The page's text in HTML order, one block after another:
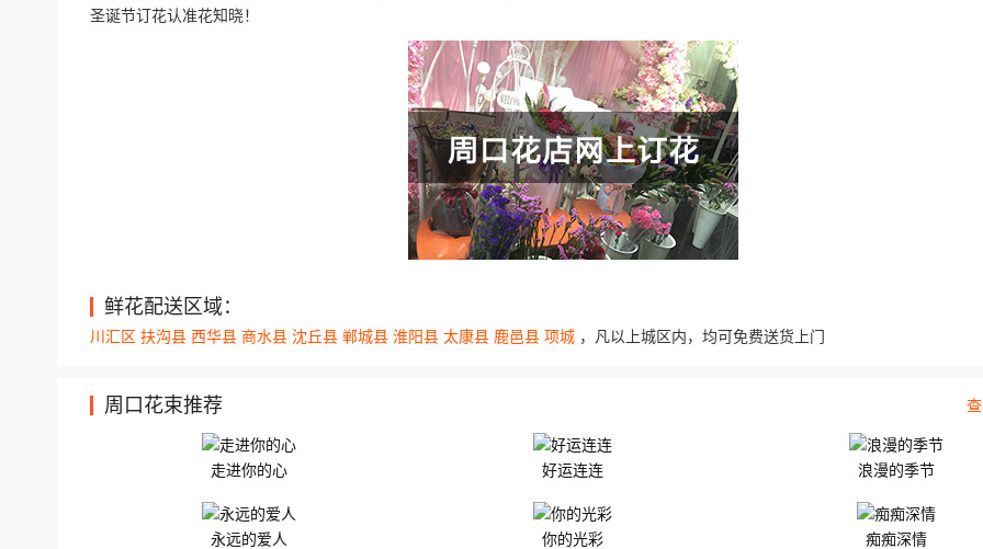
河南省周口市沈丘县 鲜花由19枝红玫瑰搭配满...
周口市中医院 7朵桔梗，绿叶、尤加利穿...
周口市淮阳县西关新街北！门口是（卫华... 13朵粉色康乃馨，3朵白百...
周口市川汇区五一路周口饭点左侧20米大... 11朵顶级红玫瑰，1只可爱...
武平路中段怡景花园明轩阁4单元201室 11枝粉色康乃馨，2枝多头...
圣诞节订花认准花知晓！
鲜花配送区域：
川汇区 扶沟县 西华县 商水县 沈丘县 郸城县 淮阳县 太康县 鹿邑县 项城 ，凡以上城区内，均可免费送货上门
周口花束推荐
走进你的心 好运连连 浪漫的季节
永远的爱人 你的光彩 痴痴深情